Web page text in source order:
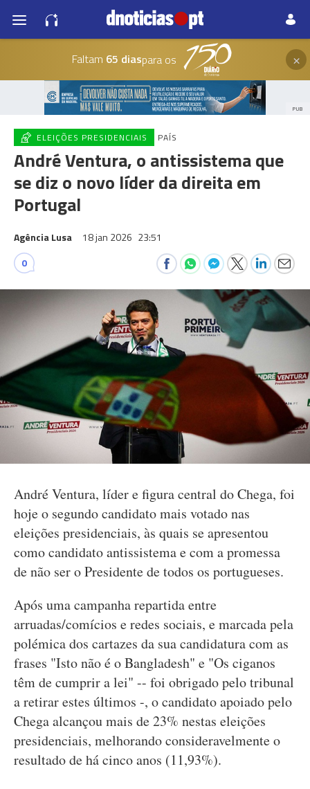
Faltam 65 diaspara os ×
PUB
ELEIÇÕES PRESIDENCIAIS PAÍS
André Ventura, o antissistema que
se diz o novo líder da direita em
Portugal
Agência Lusa 18 jan 2026 23:51
0
André Ventura, líder e figura central do Chega, foi
hoje o segundo candidato mais votado nas
eleições presidenciais, às quais se apresentou
como candidato antissistema e com a promessa
de não ser o Presidente de todos os portugueses.
Após uma campanha repartida entre
arruadas/comícios e redes sociais, e marcada pela
polémica dos cartazes da sua candidatura com as
frases "Isto não é o Bangladesh" e "Os ciganos
têm de cumprir a lei" -- foi obrigado pelo tribunal
a retirar estes últimos -, o candidato apoiado pelo
Chega alcançou mais de 23% nestas eleições
presidenciais, melhorando consideravelmente o
resultado de há cinco anos (11,93%).